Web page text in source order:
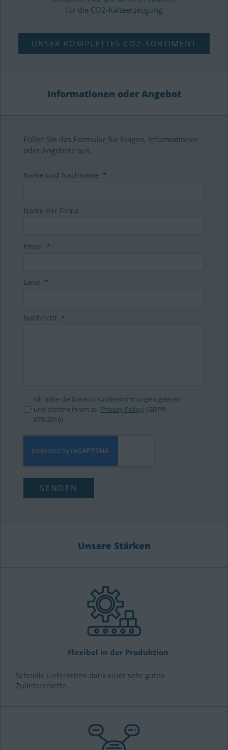
für die CO2-Kälteerzeugung
UNSER KOMPLETTES CO2-SORTIMENT
Informationen oder Angebot
Füllen Sie das Formular für Fragen, Informationen
oder Angebote aus.
Name und Nachname *
Name der Firma
Email *
Land *
Nachricht *
Ich habe die Datenschutzbestimmungen gelesen
und stimme ihnen zu (Privacy Policy) (GDPR
679/2016)
Unsere Stärken
Flexibel in der Produktion
Schnelle Lieferzeiten dank einer sehr guten
Zuliefererkette.